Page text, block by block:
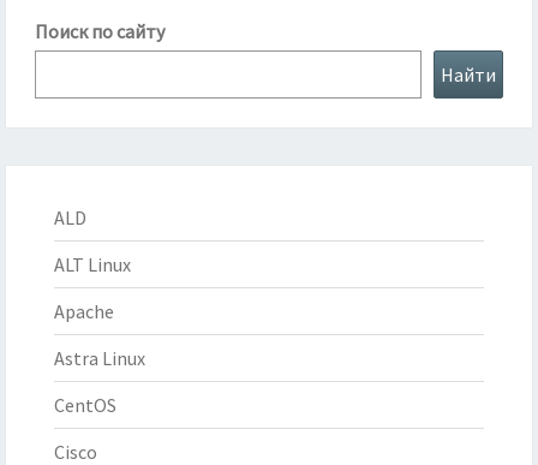
Поиск по сайту
Найти
ALD
ALT Linux
Apache
Astra Linux
CentOS
Cisco